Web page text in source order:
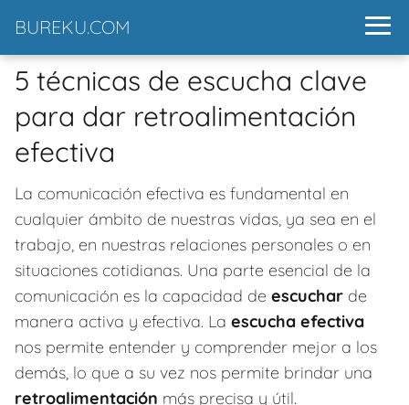
BUREKU.COM
5 técnicas de escucha clave
para dar retroalimentación
efectiva
La comunicación efectiva es fundamental en
cualquier ámbito de nuestras vidas, ya sea en el
trabajo, en nuestras relaciones personales o en
situaciones cotidianas. Una parte esencial de la
comunicación es la capacidad de escuchar de
manera activa y efectiva. La escucha efectiva
nos permite entender y comprender mejor a los
demás, lo que a su vez nos permite brindar una
retroalimentación más precisa y útil.